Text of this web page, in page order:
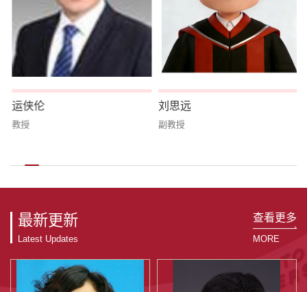
运侠伦
教授
刘思远
副教授
最新更新
Latest Updates
查看更多
MORE